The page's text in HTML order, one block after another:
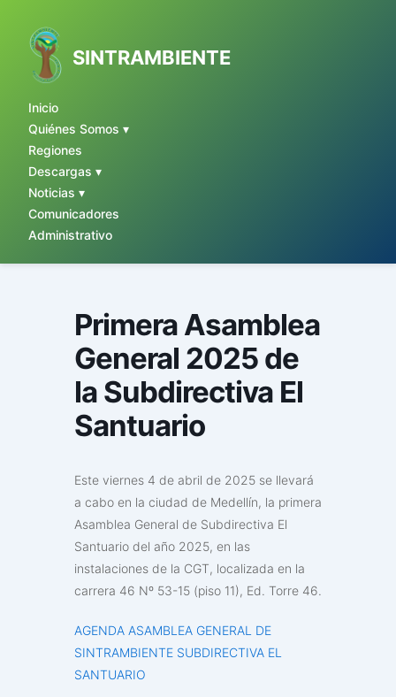
SINTRAMBIENTE
Inicio
Quiénes Somos ▾
Regiones
Descargas ▾
Noticias ▾
Comunicadores
Administrativo
contenido
Primera Asamblea
General 2025 de
la Subdirectiva El
Santuario
Este viernes 4 de abril de 2025 se llevará
a cabo en la ciudad de Medellín, la primera
Asamblea General de Subdirectiva El
Santuario del año 2025, en las
instalaciones de la CGT, localizada en la
carrera 46 Nº 53-15 (piso 11), Ed. Torre 46.
AGENDA ASAMBLEA GENERAL DE
SINTRAMBIENTE SUBDIRECTIVA EL
SANTUARIO